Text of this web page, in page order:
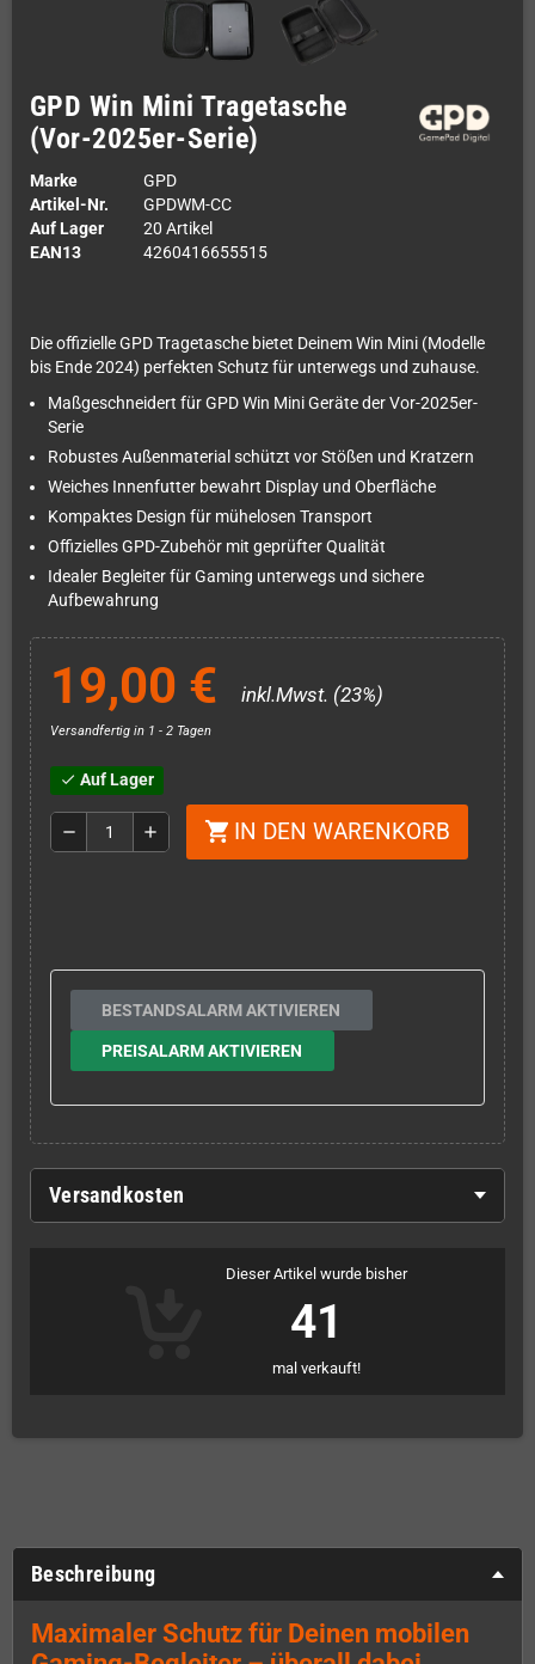
GPD Win Mini Tragetasche
(Vor-2025er-Serie)
Marke
GPD
Artikel-Nr.
GPDWM-CC
Auf Lager
20 Artikel
EAN13
4260416655515
Die offizielle GPD Tragetasche bietet Deinem Win Mini (Modelle
bis Ende 2024) perfekten Schutz für unterwegs und zuhause.
Maßgeschneidert für GPD Win Mini Geräte der Vor-2025er-
Serie
Robustes Außenmaterial schützt vor Stößen und Kratzern
Weiches Innenfutter bewahrt Display und Oberfläche
Kompaktes Design für mühelosen Transport
Offizielles GPD-Zubehör mit geprüfter Qualität
Idealer Begleiter für Gaming unterwegs und sichere
Aufbewahrung
19,00 € inkl.Mwst. (23%)
Versandfertig in 1 - 2 Tagen
check Auf Lager
remove add shopping_cart IN DEN WARENKORB
BESTANDSALARM AKTIVIEREN
PREISALARM AKTIVIEREN
Versandkosten
Dieser Artikel wurde bisher
41
mal verkauft!
Beschreibung
Maximaler Schutz für Deinen mobilen